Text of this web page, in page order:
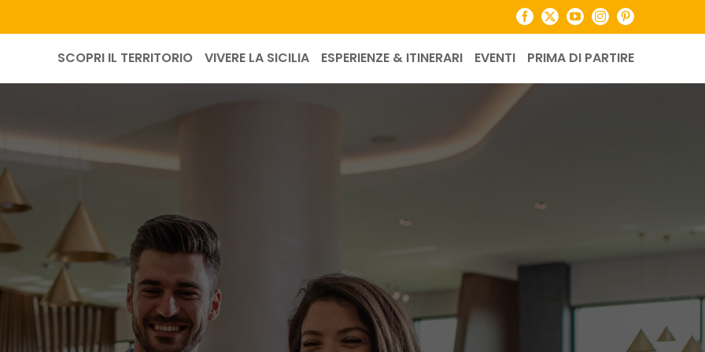
Facebook
X YouTubeInstagramPinterest
SCOPRI IL TERRITORIO VIVERE LA SICILIA ESPERIENZE & ITINERARI EVENTI PRIMA DI PARTIRE